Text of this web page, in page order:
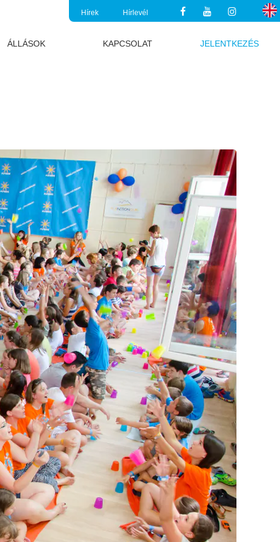
Hírek Hírlevél
ÁLLÁSOK KAPCSOLAT JELENTKEZÉS